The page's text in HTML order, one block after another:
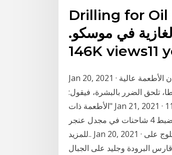
Drilling for Oil
في موسكو.
146K
Jan 20, 2021 · وفقًا للدكتور جوشوا زيشنر طبيب الأمراض الجلدية في مدينة نيويورك، فإن الأطعمة عالية
تلحق الضرر بالبشرة، فيقول:
"الأطعمة ذات Jan 21, 2021 · 11:22 استمرار الكتل الهوائية الباردة في الايام المقبلة والطقس غدا الجمعة
صاف للمزيد.. 10:37 قوى الامن: إحباط عملية تهريب مازوت الى سوريا وضبط 4 شاحنات في مجدل عنجر
للمزيد.. Jan 20, 2021 · يستمر تأثير العاصفة اليوم بطقس ممطر ورياح شمالية قوية فيما تتساقط الثلوج على
البرودة وجليد على الجبال